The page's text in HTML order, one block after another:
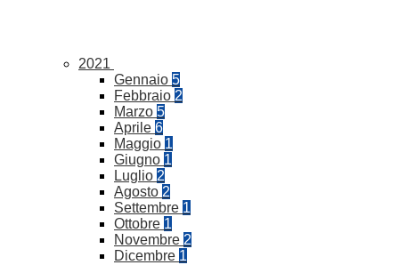
2021
Gennaio 5
Febbraio 2
Marzo 5
Aprile 6
Maggio 1
Giugno 1
Luglio 2
Agosto 2
Settembre 1
Ottobre 1
Novembre 2
Dicembre 1